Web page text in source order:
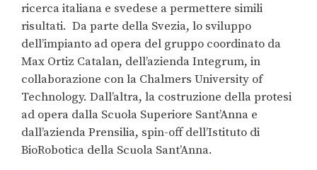
ricerca italiana e svedese a permettere simili
risultati. Da parte della Svezia, lo sviluppo
dell’impianto ad opera del gruppo coordinato da
Max Ortiz Catalan, dell’azienda Integrum, in
collaborazione con la Chalmers University of
Technology. Dall’altra, la costruzione della protesi
ad opera dalla Scuola Superiore Sant’Anna e
dall’azienda Prensilia, spin-off dell’Istituto di
BioRobotica della Scuola Sant’Anna.